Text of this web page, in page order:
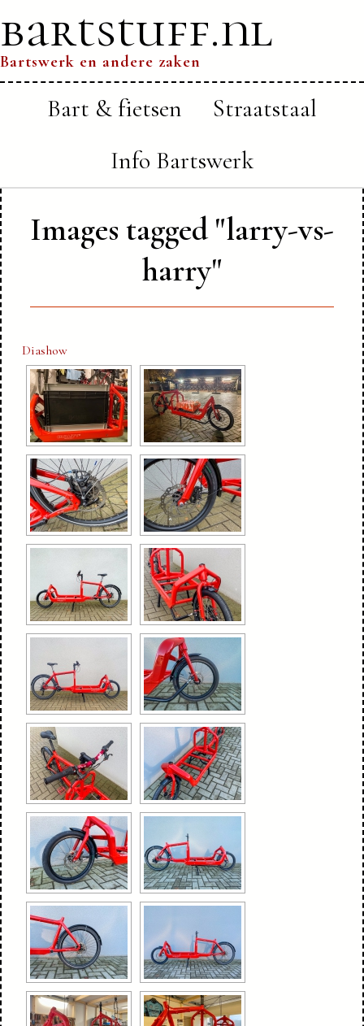
bartstuff.nl
Bartswerk en andere zaken
Bart & fietsen
Straatstaal
Info Bartswerk
Images tagged "larry-vs-
harry"
Diashow